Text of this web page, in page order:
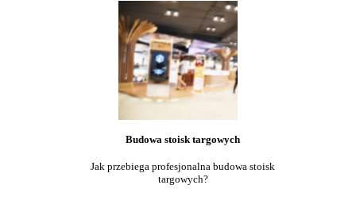
Budowa stoisk targowych
Jak przebiega profesjonalna budowa stoisk
targowych?